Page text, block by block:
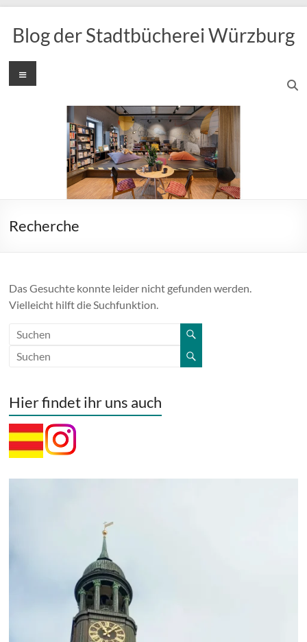
Inhalt
springen
Blog der Stadtbücherei Würzburg
Menü
Recherche
Das Gesuchte konnte leider nicht gefunden werden.
Vielleicht hilft die Suchfunktion.
Hier findet ihr uns auch